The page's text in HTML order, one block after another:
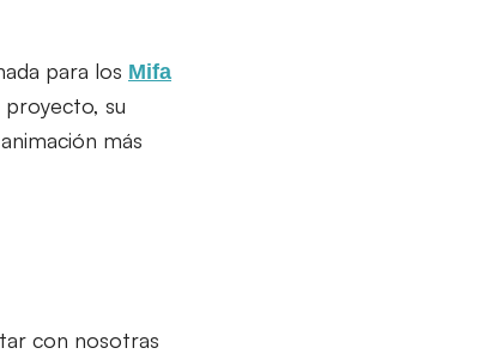
para los Mifa
su
más
con nosotras